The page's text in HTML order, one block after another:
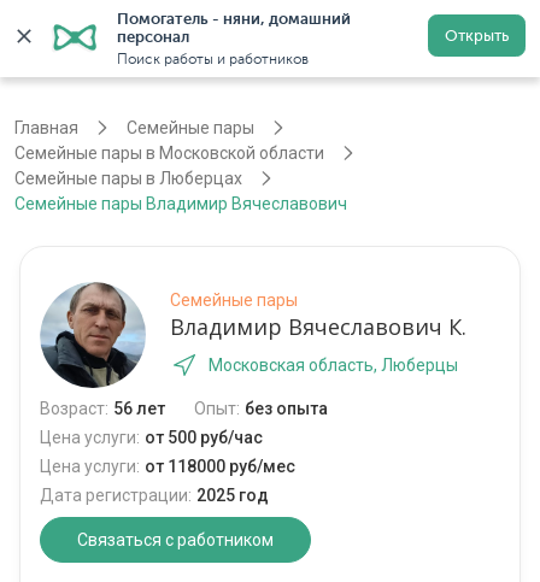
Помогатель - няни, домашний
персонал
Поиск работы и работников
Открыть
Регистрация
Главная
Семейные пары
Семейные пары в Московской области
Семейные пары в Люберцах
Семейные пары Владимир Вячеславович
Семейные пары
Владимир Вячеславович К.
Московская область, Люберцы
Возраст: 56 лет Опыт: без опыта
Цена услуги: от 500 руб/час
Цена услуги: от 118000 руб/мес
Дата регистрации: 2025 год
Связаться с работником